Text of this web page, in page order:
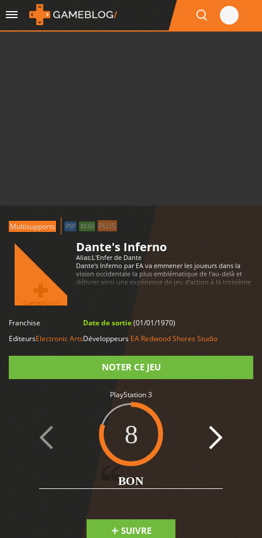
Multisupports PSP X360 PLUS
Dante's Inferno
Alias:L'Enfer de Dante
Dante's Inferno par EA va emmener les joueurs dans la
vision occidentale la plus emblématique de l'au-delà et
délivrer ainsi une expérience de jeu d'action à la troisième
personne à grand spectacle.
Franchise
EditeursElectronic Arts
Date de sortie(01/01/1970)
Développeurs EA Redwood Shores Studio
NOTER CE JEU
PlayStation 3
8
BON
SUIVRE